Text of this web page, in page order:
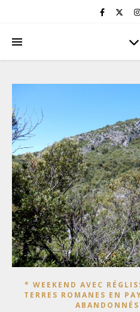
* WEEKEND AVEC
TERRES ROMANES EN